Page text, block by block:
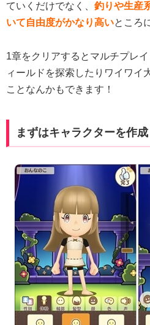
ていくだけでなく、 釣りや生産
いて自由度がかなり高いところ
1章をクリアするとマルチプレ
ィールドを探索したりワイワイ
ことなんかもできます！
まずはキャラクターを作成